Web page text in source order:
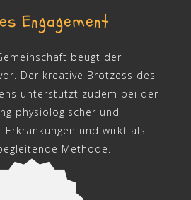
Engagement
beugt der
Der kreative Brotzess des
unterstützt zudem bei der
physiologischer und
Erkrankungen und wirkt als
Methode.